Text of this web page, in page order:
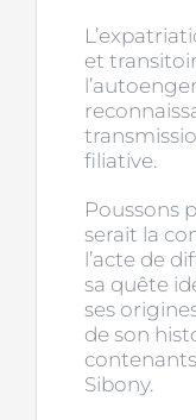
et
filiative.
Poussons
serait la
l’acte de
sa quête
ses
de son
Sibony.